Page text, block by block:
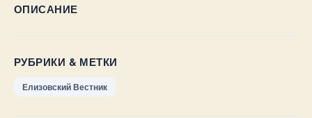
ОПИСАНИЕ
РУБРИКИ & МЕТКИ
Елизовский Вестник